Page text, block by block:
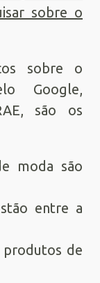
sobre o
sobre o
Google,
são os
moda são
entre a
produtos de